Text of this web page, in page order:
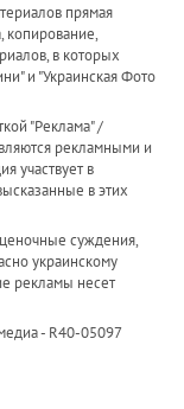
прямая
копирование,
в которых
и "Украинская Фото
"Реклама" /
рекламными и
участвует в
в этих
суждения,
украинскому
рекламы несет
- R40-05097